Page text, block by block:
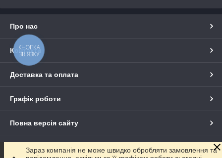
Про нас
Контакти
Доставка та оплата
Графік роботи
Повна версія сайту
Сайт створено на маркетплейсі Prom.ua
Зараз компанія не може швидко обробляти замовлення та
КНОПКА
ЗВ'ЯЗКУ